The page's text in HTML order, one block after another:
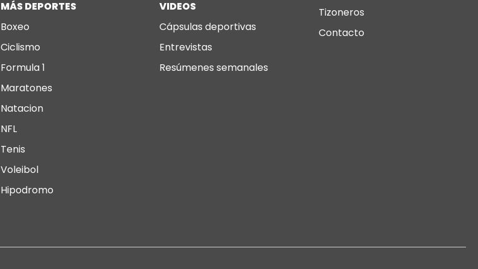
MÁS DEPORTES
Boxeo
Ciclismo
Formula 1
Maratones
Natacion
NFL
Tenis
Voleibol
Hipodromo
VIDEOS
Cápsulas deportivas
Entrevistas
Resúmenes semanales
Tizoneros
Contacto